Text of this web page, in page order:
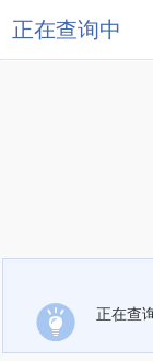
正在查询中
正在查